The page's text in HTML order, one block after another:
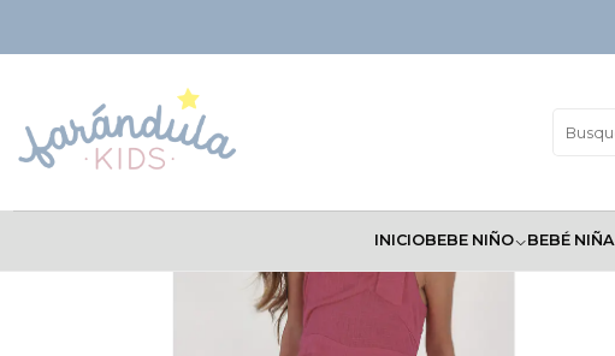
INICIOBEBE NIÑO BEBÉ NIÑA